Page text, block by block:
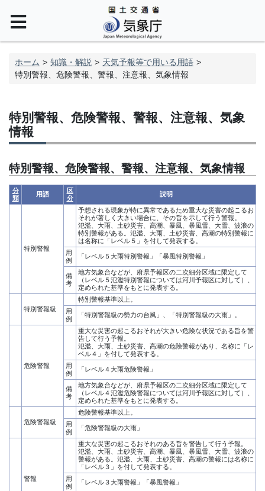
ホーム 知識・解説
天気予報等で用いる用語
特別警報、危険警報、警報、注意報、気象情報
特別警報、危険警報、警報、注意報、気象
情報
特別警報、危険警報、警報、注意報、気象情報
分
類
用語
区
分
説明
特別警報
予想される現象が特に異常であるため重大な災害の起こるお
それが著しく大きい場合に、その旨を示して行う警報。
氾濫、大雨、土砂災害、高潮、暴風、暴風雪、大雪、波浪の
特別警報がある。氾濫、大雨、土砂災害、高潮の特別警報に
は名称に「レベル５」を付して発表する。
用
例
「レベル５大雨特別警報」「暴風特別警報」
備
考
地方気象台などが、府県予報区の二次細分区域に限定して
（レベル５氾濫特別警報については河川予報区に対して）、
定められた基準をもとに発表する。
特別警報級
特別警報基準以上。
用
例
「特別警報級の勢力の台風」、「特別警報級の大雨」。
危険警報
重大な災害の起こるおそれが大きい危険な状況である旨を警
告して行う予報。
氾濫、大雨、土砂災害、高潮の危険警報があり、名称に「レ
ベル４」を付して発表する。
用
例
「レベル４大雨危険警報」
備
考
地方気象台などが、府県予報区の二次細分区域に限定して
（レベル４氾濫危険警報については河川予報区に対して）、
定められた基準をもとに発表する。
危険警報級
危険警報基準以上。
用
例
「危険警報級の大雨」
警報
重大な災害の起こるおそれのある旨を警告して行う予報。
氾濫、大雨、土砂災害、高潮、暴風、暴風雪、大雪、波浪の
警報がある。氾濫、大雨、土砂災害、高潮の警報には名称に
「レベル３」を付して発表する。
用
例
「レベル３大雨警報」「暴風警報」